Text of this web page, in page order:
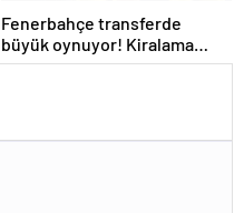
Fenerbahçe transferde
büyük oynuyor! Kiralama
formülüyle bir PSG’li daha